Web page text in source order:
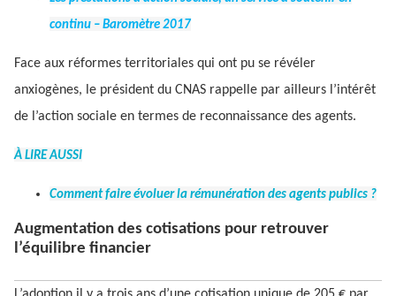
continu – Baromètre 2017
Face aux réformes territoriales qui ont pu se révéler
anxiogènes, le président du CNAS rappelle par ailleurs l’intérêt
de l’action sociale en termes de reconnaissance des agents.
À LIRE AUSSI
Comment faire évoluer la rémunération des agents publics ?
Augmentation des cotisations pour retrouver
l’équilibre financier